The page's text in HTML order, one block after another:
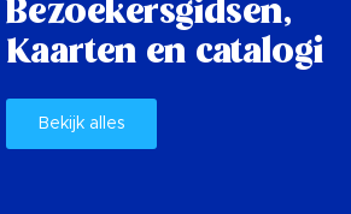
Bezoekersgidsen,
Kaarten en catalogi
Bekijk alles